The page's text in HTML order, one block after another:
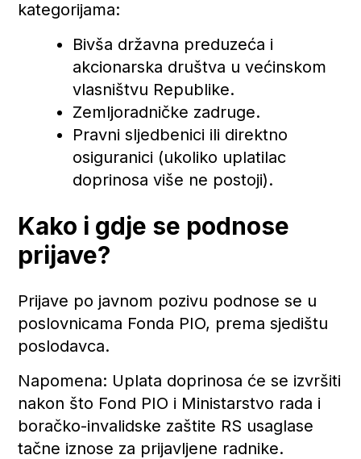
kategorijama:
Bivša državna preduzeća i
akcionarska društva u većinskom
vlasništvu Republike.
Zemljoradničke zadruge.
Pravni sljedbenici ili direktno
osiguranici (ukoliko uplatilac
doprinosa više ne postoji).
Kako i gdje se podnose
prijave?
Prijave po javnom pozivu podnose se u
poslovnicama Fonda PIO, prema sjedištu
poslodavca.
Napomena: Uplata doprinosa će se izvršiti
nakon što Fond PIO i Ministarstvo rada i
boračko-invalidske zaštite RS usaglase
tačne iznose za prijavljene radnike.